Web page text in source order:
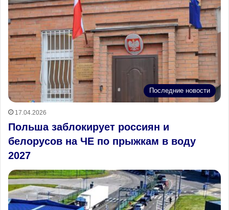
Последние новости
17.04.2026
Польша заблокирует россиян и
белорусов на ЧЕ по прыжкам в воду
2027